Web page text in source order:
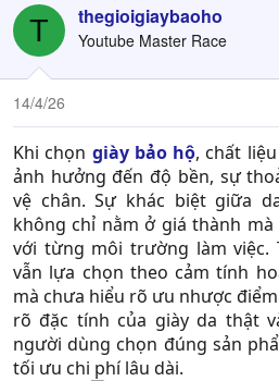
r
a
d
s
t
a
r
t
e
r
à
y
ử
T thegioigiaybaoho
Youtube Master Race
14/4/26
Khi chọn giày bảo hộ, chất
ảnh hưởng đến độ bền, sự
vệ chân. Sự khác biệt giữa
không chỉ nằm ở giá thành
với từng môi trường làm việc.
vẫn lựa chọn theo cảm tính
mà chưa hiểu rõ ưu nhược
rõ đặc tính của giày da thật
người dùng chọn đúng sản
tối ưu chi phí lâu dài.​